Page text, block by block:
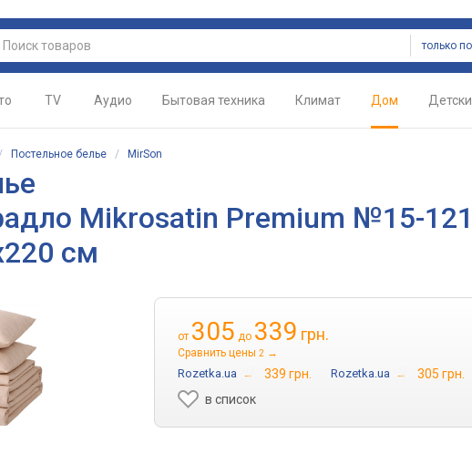
TV Аудио Бытовая техника Климат Дом
Постельное белье / MirSon
Mikrosatin Premium №15-
см
от 305 до 339 грн.
Сравнить цены 2 →
Rozetka.ua → 339 грн. Rozetka.ua →
305 грн.
в список